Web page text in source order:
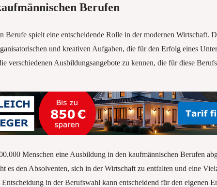
Berufen
Berufe spielt eine entscheidende Rolle in der modernen Wirtschaft.
und kreativen Aufgaben, die für den Erfolg eines
verschiedenen Ausbildungsangebote zu kennen, die für diese
Menschen eine Ausbildung in den kaufmännischen Berufen
es den Absolventen, sich in der Wirtschaft zu entfalten und eine
in der Berufswahl kann entscheidend für den eigenen